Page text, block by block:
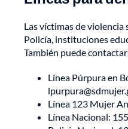
Las víctimas de
Policía, instituciones
También puede
Línea Púrpura en
Línea 123 Mujer
Línea Nacional: 155